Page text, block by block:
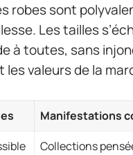
robes sont
Les tailles
à toutes, sans
les valeurs de la
Manifestations
Collections